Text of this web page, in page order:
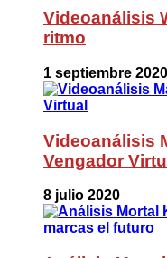
Videoanálisis
ritmo
1 septiembre 2020
Videoanálisis
Vengador
8 julio 2020